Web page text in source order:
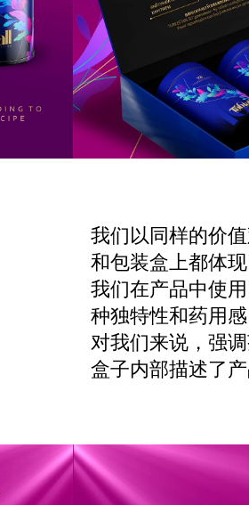
我们以同样的价
和包装盒上都体
我们在产品中使
种独特性和药用
对我们来说，强
盒子内部描述了